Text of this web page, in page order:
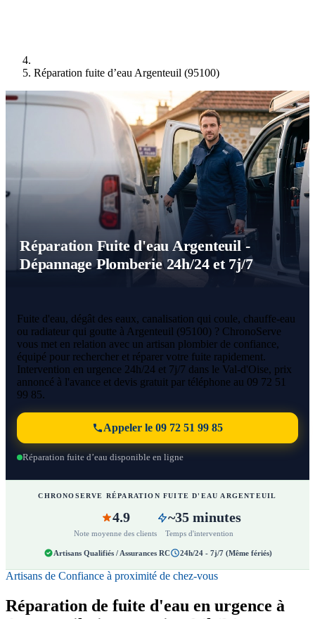
Réparation fuite d’eau Argenteuil (95100)
Réparation Fuite d'eau Argenteuil -
Dépannage Plomberie 24h/24 et 7j/7
Fuite d'eau, dégât des eaux, canalisation qui coule, chauffe-eau
ou radiateur qui goutte à Argenteuil (95100) ? ChronoServe
vous met en relation avec un artisan plombier de confiance,
équipé pour rechercher et réparer votre fuite rapidement.
Intervention en urgence 24h/24 et 7j/7 dans le Val-d'Oise, prix
annoncé à l'avance et devis gratuit par téléphone au 09 72 51
99 85.
Appeler le 09 72 51 99 85
Réparation fuite d’eau disponible en ligne
CHRONOSERVE RÉPARATION FUITE D'EAU ARGENTEUIL
4.9
Note moyenne des clients
~35 minutes
Temps d'intervention
Artisans Qualifiés / Assurances RC 24h/24 - 7j/7 (Même fériés)
Artisans de Confiance à proximité de chez-vous
Réparation de fuite d'eau en urgence à